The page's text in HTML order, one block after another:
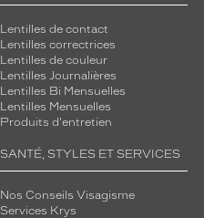
Lentilles de contact
Lentilles correctrices
Lentilles de couleur
Lentilles Journalières
Lentilles Bi Mensuelles
Lentilles Mensuelles
Produits d'entretien
SANTÉ, STYLES ET SERVICES
Nos Conseils Visagisme
Services Krys